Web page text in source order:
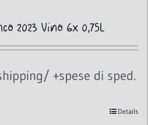
2023 Vino 6x 0,75L
+spese di sped.
Details